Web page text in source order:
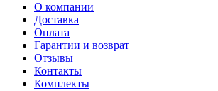
О компании
Доставка
Оплата
Гарантии и возврат
Отзывы
Контакты
Комплекты